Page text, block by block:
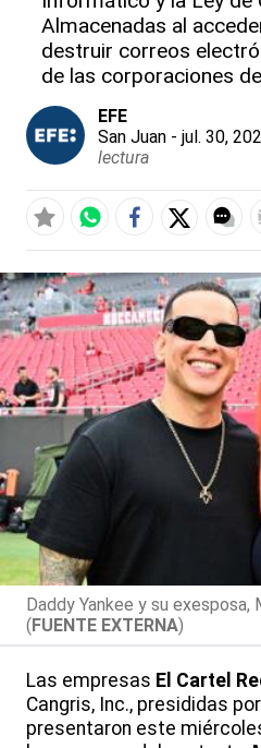
Almacenadas al
destruir correos
de las corporaciones
EFE
San Juan - jul. 30,
lectura
Daddy Yankee y su exesposa,
(FUENTE EXTERNA)
Las empresas El Cartel
Cangris, Inc., presididas por
presentaron este